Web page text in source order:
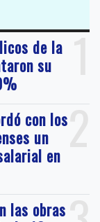
1
de la
su
2
con los
un
en
las obras